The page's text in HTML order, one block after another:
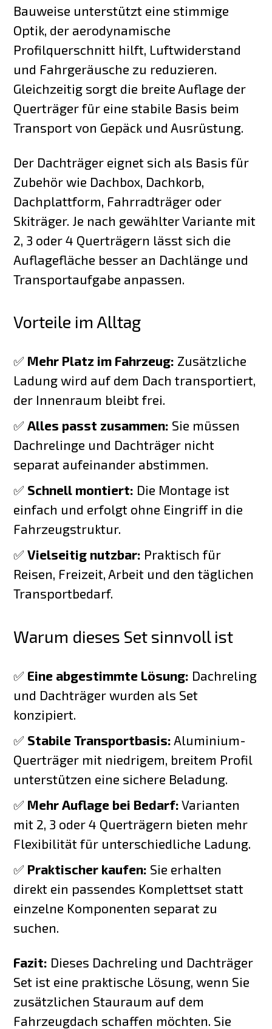
Bauweise unterstützt eine stimmige
Optik, der aerodynamische
Profilquerschnitt hilft, Luftwiderstand
und Fahrgeräusche zu reduzieren.
Gleichzeitig sorgt die breite Auflage der
Querträger für eine stabile Basis beim
Transport von Gepäck und Ausrüstung.
Der Dachträger eignet sich als Basis für
Zubehör wie Dachbox, Dachkorb,
Dachplattform, Fahrradträger oder
Skiträger. Je nach gewählter Variante mit
2, 3 oder 4 Querträgern lässt sich die
Auflagefläche besser an Dachlänge und
Transportaufgabe anpassen.
Vorteile im Alltag
✅ Mehr Platz im Fahrzeug: Zusätzliche
Ladung wird auf dem Dach transportiert,
der Innenraum bleibt frei.
✅Alles passt zusammen: Sie müssen
Dachrelinge und Dachträger nicht
separat aufeinander abstimmen.
✅ Schnell montiert: Die Montage ist
einfach und erfolgt ohne Eingriff in die
Fahrzeugstruktur.
✅Vielseitig nutzbar: Praktisch für
Reisen, Freizeit, Arbeit und den täglichen
Transportbedarf.
Warum dieses Set sinnvoll ist
✅ Eine abgestimmte Lösung: Dachreling
und Dachträger wurden als Set
konzipiert.
✅ Stabile Transportbasis: Aluminium-
Querträger mit niedrigem, breitem Profil
unterstützen eine sichere Beladung.
✅ Mehr Auflage bei Bedarf: Varianten
mit 2, 3 oder 4 Querträgern bieten mehr
Flexibilität für unterschiedliche Ladung.
✅ Praktischer kaufen: Sie erhalten
direkt ein passendes Komplettset statt
einzelne Komponenten separat zu
suchen.
Fazit: Dieses Dachreling und Dachträger
Set ist eine praktische Lösung, wenn Sie
zusätzlichen Stauraum auf dem
Fahrzeugdach schaffen möchten. Sie